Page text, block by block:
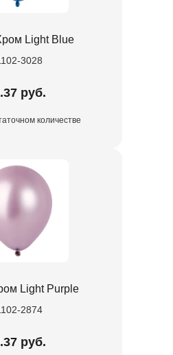
Light Blue
3028
руб.
количестве
Light Purple
2874
руб.